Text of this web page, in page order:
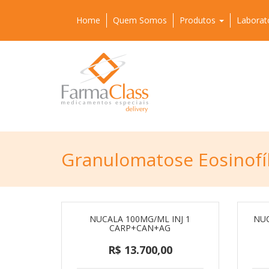
Home Quem Somos Produtos
Granulomatose
NUCALA 100MG/ML INJ 1
CARP+CAN+AG
R$ 13.700,00